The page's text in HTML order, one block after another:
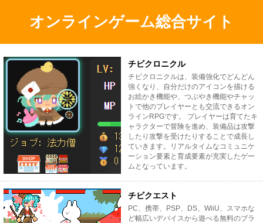
オンラインゲーム総合サイト
チビクロニクル
チビクロニクルは、装備強化でどんどん
強くなり、自分だけのアイコンを描ける
お絵かき機能や、つぶやき機能やチャッ
トで他のプレイヤーとも交流できるオン
ラインRPGです。 プレイヤーは育てたキ
ャラクターで冒険を進め、装備品は攻撃
したり攻撃を受けたりすることで成長し
ていきます。リアルタイムなコミュニケ
ーション要素と育成要素が充実したゲー
ムとなっています。
チビクエスト
PC、携帯、PSP、DS、WiiU、スマホな
ど幅広いデバイスから遊べる無料のブラ